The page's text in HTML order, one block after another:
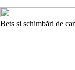
Bets și schimbări de